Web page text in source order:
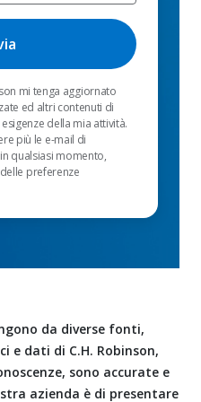
mi tenga aggiornato
ed altri contenuti di
della mia attività.
più le e-mail di
qualsiasi momento,
preferenze
da diverse fonti,
e dati di C.H. Robinson,
sono accurate e
azienda è di presentare